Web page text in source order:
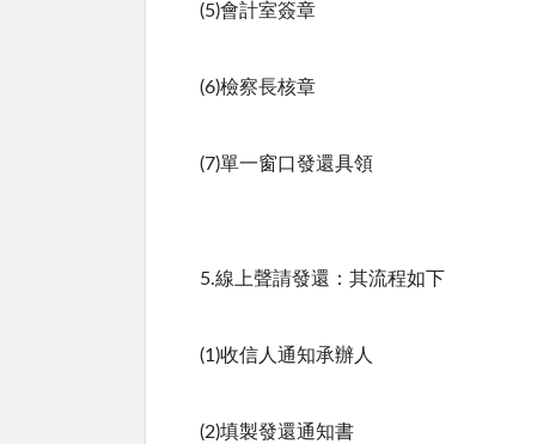
(5)會計室簽章
(6)檢察長核章
(7)單一窗口發還具領
5.線上聲請發還：其流程如下
(1)收信人通知承辦人
(2)填製發還通知書